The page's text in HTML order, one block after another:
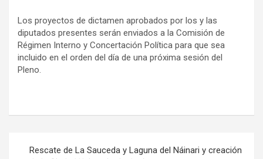
Los proyectos de dictamen aprobados por los y las
diputados presentes serán enviados a la Comisión de
Régimen Interno y Concertación Política para que sea
incluido en el orden del día de una próxima sesión del
Pleno.
Rescate de La Sauceda y Laguna del Náinari y creación